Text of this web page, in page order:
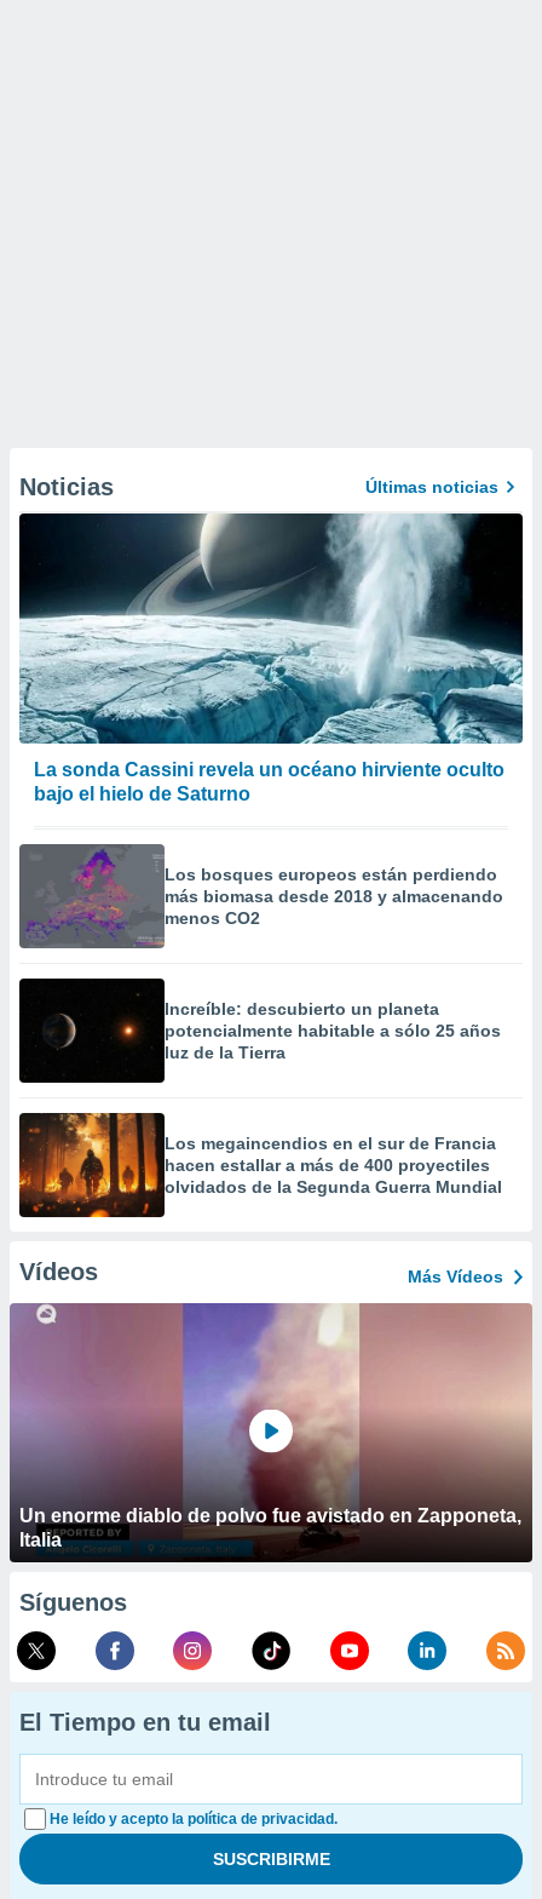
Noticias Últimas noticias
La sonda Cassini revela un océano hirviente oculto
bajo el hielo de Saturno
Los bosques europeos están perdiendo
más biomasa desde 2018 y almacenando
menos CO2
Increíble: descubierto un planeta
potencialmente habitable a sólo 25 años
luz de la Tierra
Los megaincendios en el sur de Francia
hacen estallar a más de 400 proyectiles
olvidados de la Segunda Guerra Mundial
Vídeos Más Vídeos
Un enorme diablo de polvo fue avistado en Zapponeta,
Italia
Síguenos
El Tiempo en tu email
He leído y acepto la política de privacidad.